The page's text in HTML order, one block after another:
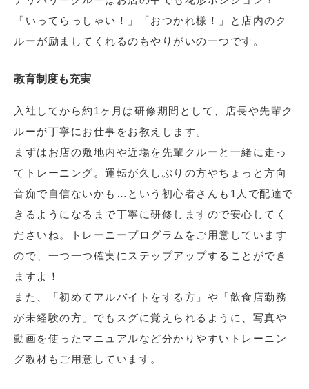
「いってらっしゃい！」「おつかれ様！」と店内のク
ルーが励ましてくれるのもやりがいの一つです。
教育制度も充実
入社してから約1ヶ月は研修期間として、店長や先輩ク
ルーが丁寧にお仕事をお教えします。
まずはお店の敷地内や近場を先輩クルーと一緒に走っ
てトレーニング。運転が久しぶりの方やちょっと方向
音痴で自信ないかも…という初心者さんも1人で配達で
きるようになるまで丁寧に研修しますので安心してく
ださいね。トレーニープログラムをご用意しています
ので、一つ一つ確実にステップアップすることができ
ますよ！
また、「初めてアルバイトをする方」や「飲食店勤務
が未経験の方」でもスグに覚えられるように、写真や
動画を使ったマニュアルなど分かりやすいトレーニン
グ教材もご用意しています。